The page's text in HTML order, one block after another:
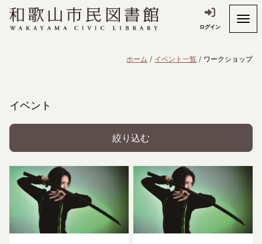
ログイン
ホーム イベント一覧 ワークショップ
イベント
絞り込む